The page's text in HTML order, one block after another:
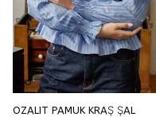
OZALIT PAMUK KRAŞ ŞAL